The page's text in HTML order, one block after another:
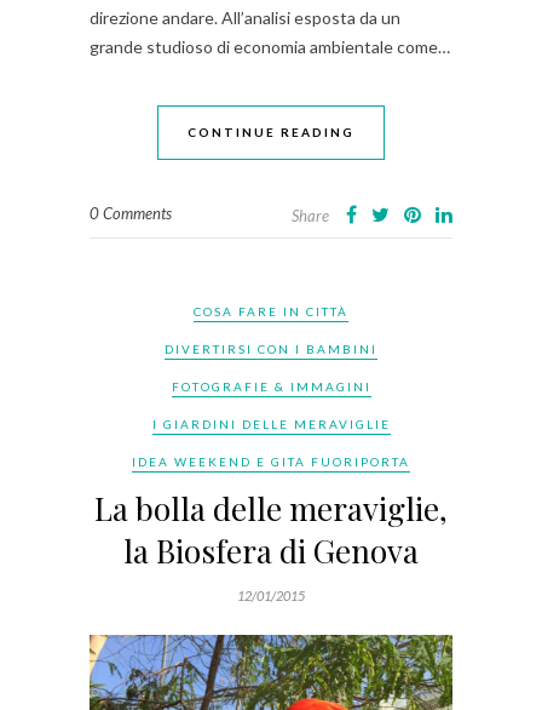
direzione andare. All’analisi esposta da un
grande studioso di economia ambientale come…
CONTINUE READING
0 Comments Share
COSA FARE IN CITTÀ
DIVERTIRSI CON I BAMBINI
FOTOGRAFIE & IMMAGINI
I GIARDINI DELLE MERAVIGLIE
IDEA WEEKEND E GITA FUORIPORTA
La bolla delle meraviglie,
la Biosfera di Genova
12/01/2015